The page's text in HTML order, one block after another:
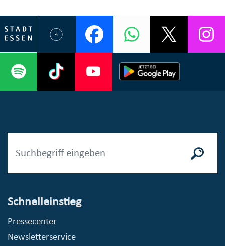
Schnelleinstieg
Pressecenter
Newsletterservice